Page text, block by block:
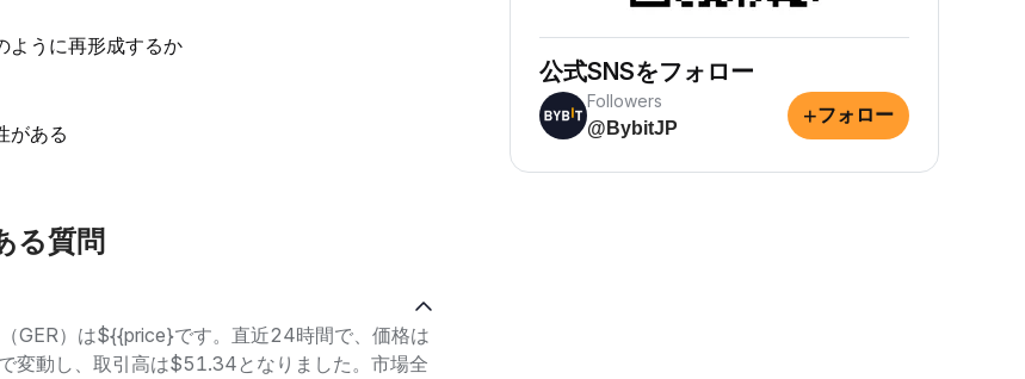
ように再形成するか
がある
る質問
GER）は${{price}です。直近24時間で、価格は
動し、取引高は$51.34となりました。市場全
公式SNSをフォロー
Followers
@BybitJP
+フォロー